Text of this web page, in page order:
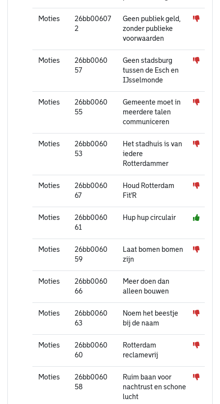
Moties
26bb00607
2
Geen publiek geld,
zonder publieke
voorwaarden
Moties
26bb0060
57
Geen stadsburg
tussen de Esch en
IJsselmonde
Moties
26bb0060
55
Gemeente moet in
meerdere talen
communiceren
Moties
26bb0060
53
Het stadhuis is van
iedere
Rotterdammer
Moties
26bb0060
67
Houd Rotterdam
Fit'R
Moties
26bb0060
61
Hup hup circulair
Moties
26bb0060
59
Laat bomen bomen
zijn
Moties
26bb0060
66
Meer doen dan
alleen bouwen
Moties
26bb0060
63
Noem het beestje
bij de naam
Moties
26bb0060
60
Rotterdam
reclamevrij
Moties
26bb0060
58
Ruim baan voor
nachtrust en schone
lucht